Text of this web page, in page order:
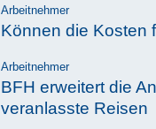
Arbeitnehmer
Können die Kosten
Arbeitnehmer
BFH erweitert die
veranlasste Reisen